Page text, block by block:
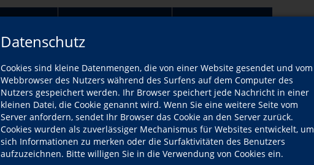
Datenschutz
Cookies sind kleine Datenmengen, die von einer Website gesendet und vom
Webbrowser des Nutzers während des Surfens auf dem Computer des
Nutzers gespeichert werden. Ihr Browser speichert jede Nachricht in einer
kleinen Datei, die Cookie genannt wird. Wenn Sie eine weitere Seite vom
Server anfordern, sendet Ihr Browser das Cookie an den Server zurück.
Cookies wurden als zuverlässiger Mechanismus für Websites entwickelt, um
sich Informationen zu merken oder die Surfaktivitäten des Benutzers
aufzuzeichnen. Bitte willigen Sie in die Verwendung von Cookies ein.
Mo., 07.12.2026 ONLINEKURS